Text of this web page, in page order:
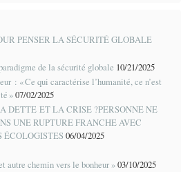
PENSER LA SÉCURITÉ GLOBALE
de la sécurité globale 10/21/2025
: « Ce qui caractérise l’humanité, ce n’est
»07/02/2025
DETTE ET LA CRISE ?PERSONNE NE
UNE RUPTURE FRANCHE AVEC
ÉCOLOGISTES06/04/2025
autre chemin vers le bonheur »03/10/2025